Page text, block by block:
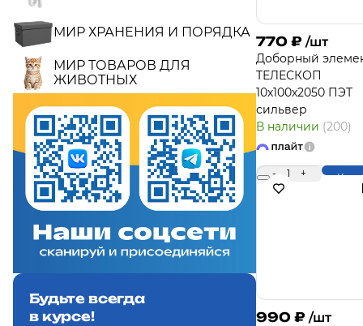
МИР ХРАНЕНИЯ И ПОРЯДКА
МИР ТОВАРОВ ДЛЯ
ЖИВОТНЫХ
Будьте всегда
в курсе!
770 ₽ /шт
Доборный
ТЕЛЕСКОП
10х100х2050 ПЭТ
сильвер
В наличии (200)
- 1 +
990 ₽ /шт